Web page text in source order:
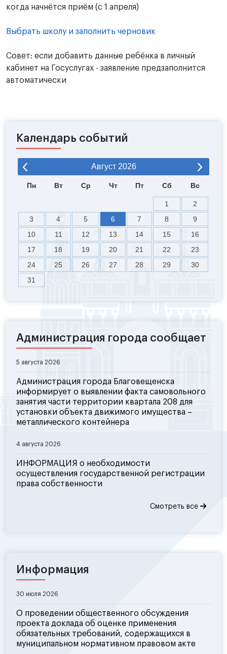
когда начнётся приём (с 1 апреля)
Выбрать школу и заполнить черновик
Совет: если добавить данные ребёнка в личный
кабинет на Госуслугах - заявление предзаполнится
автоматически
Календарь событий
Август 2026
Пн Вт Ср Чт Пт Сб Вс
1
2
3
4 5 6 7 8
9
10
11 12 13 14 15
16
17
18 19 20 21 22
23
24
25 26 27 28 29
30
31
Администрация города сообщает
5 августа 2026
Администрация города Благовещенска
информирует о выявлении факта самовольного
занятия части территории квартала 208 для
установки объекта движимого имущества –
металлического контейнера
4 августа 2026
ИНФОРМАЦИЯ о необходимости
осуществления государственной регистрации
права собственности
Смотреть все
Информация
30 июля 2026
О проведении общественного обсуждения
проекта доклада об оценке применения
обязательных требований, содержащихся в
муниципальном нормативном правовом акте